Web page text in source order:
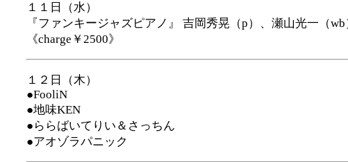
１１日（水）
『ファンキージャズピアノ』 吉岡秀晃（p）、瀬山光一（wb
《charge￥2500》
１２日（木）
●FooliN
●地味KEN
●ららばいてりい＆さっちん
●アオゾラパニック